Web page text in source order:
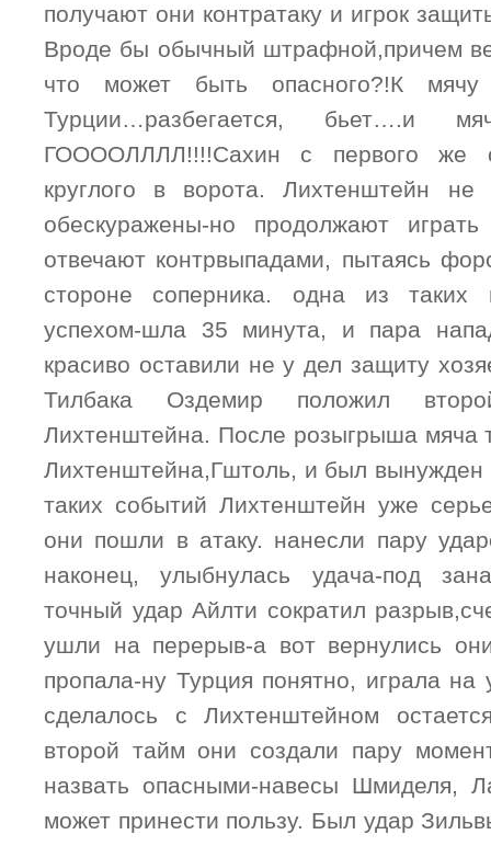
получают они контратаку и игрок
Вроде бы обычный штрафной,причем
что может быть опасного?!К мячу
Турции…разбегается, бьет….и
ГООООЛЛЛЛ!!!!Сахин с первого же
круглого в ворота. Лихтенштейн не
обескуражены-но продолжают
отвечают контрвыпадами, пытаясь
стороне соперника. одна из таких
успехом-шла 35 минута, и пара
красиво оставили не у дел защиту
Тилбака Оздемир положил
Лихтенштейна. После розыгрыша мяча
Лихтенштейна,Гштоль, и был вынужден
таких событий Лихтенштейн уже
они пошли в атаку. нанесли пару
наконец, улыбнулась удача-под
точный удар Айлти сократил
ушли на перерыв-а вот вернулись
пропала-ну Турция понятно, играла на
сделалось с Лихтенштейном
второй тайм они создали пару
назвать опасными-навесы Шмиделя,
может принести пользу. Был удар